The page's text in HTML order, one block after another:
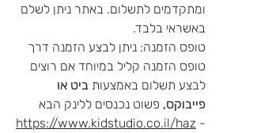
ומתקדמים לתשלום. באתר ניתן לשלם
באשראי בלבד.
טופס הזמנה: ניתן לבצע הזמנה דרך
טופס הזמנה קליל במיוחד אם רוצים
לבצע תשלום באמצעות ביט או
פייבוקס, פשוט נכנסים ללינק הבא
-
https://www.kidstudio.co.il/haz